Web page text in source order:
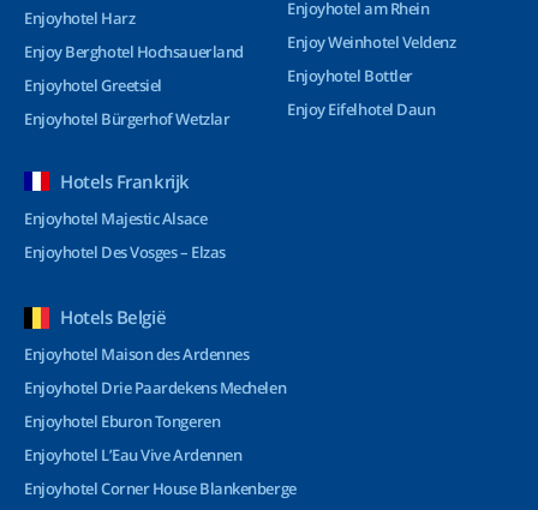
Enjoyhotel Harz
Enjoy Berghotel Hochsauerland
Enjoyhotel Greetsiel
Enjoyhotel Bürgerhof Wetzlar
Enjoyhotel am Rhein
Enjoy Weinhotel Veldenz
Enjoyhotel Bottler
Enjoy Eifelhotel Daun
Hotels Frankrijk
Enjoyhotel Majestic Alsace
Enjoyhotel Des Vosges – Elzas
Hotels België
Enjoyhotel Maison des Ardennes
Enjoyhotel Drie Paardekens Mechelen
Enjoyhotel Eburon Tongeren
Enjoyhotel L’Eau Vive Ardennen
Enjoyhotel Corner House Blankenberge